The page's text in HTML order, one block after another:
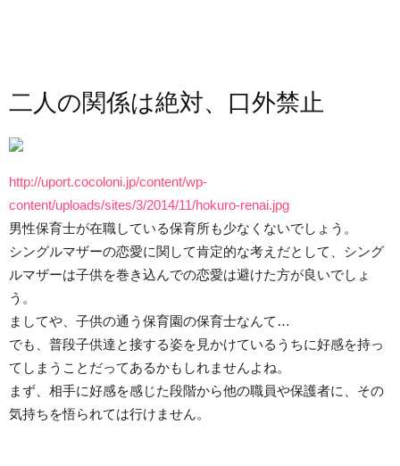
二人の関係は絶対、口外禁止
http://uport.cocoloni.jp/content/wp-
content/uploads/sites/3/2014/11/hokuro-renai.jpg
男性保育士が在職している保育所も少なくないでしょう。
シングルマザーの恋愛に関して肯定的な考えだとして、シング
ルマザーは子供を巻き込んでの恋愛は避けた方が良いでしょ
う。
ましてや、子供の通う保育園の保育士なんて…
でも、普段子供達と接する姿を見かけているうちに好感を持っ
てしまうことだってあるかもしれませんよね。
まず、相手に好感を感じた段階から他の職員や保護者に、その
気持ちを悟られては行けません。